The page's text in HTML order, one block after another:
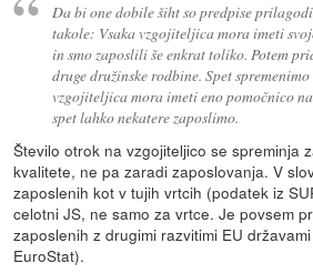
Da bi one dobile šiht so predpise
takole: Vsaka vzgojiteljica mora imeti
in smo zaposlili še enkrat toliko. Potem
druge družinske rodbine. Spet
vzgojiteljica mora imeti eno pomočnico
spet lahko nekatere zaposlimo.
Število otrok na vzgojiteljico se spreminja
kvalitete, ne pa zaradi zaposlovanja. V
zaposlenih kot v tujih vrtcih (podatek iz
celotni JS, ne samo za vrtce. Je povsem
zaposlenih z drugimi razvitimi EU
EuroStat).